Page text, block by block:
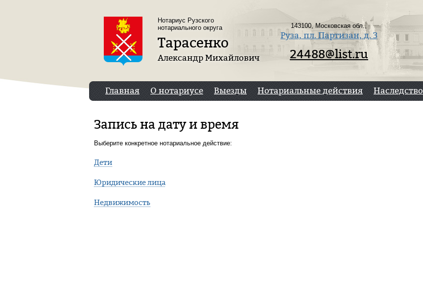
Нотариус Рузского
нотариального округа
Тарасенко
Александр Михайлович
143100, Московская обл.,
Руза, пл. Партизан, д. 3
24488@list.ru
Главная О нотариусе Выезды Нотариальные действия Наследство
Запись на дату и время
Выберите конкретное нотариальное действие:
Дети
Юридические лица
Недвижимость